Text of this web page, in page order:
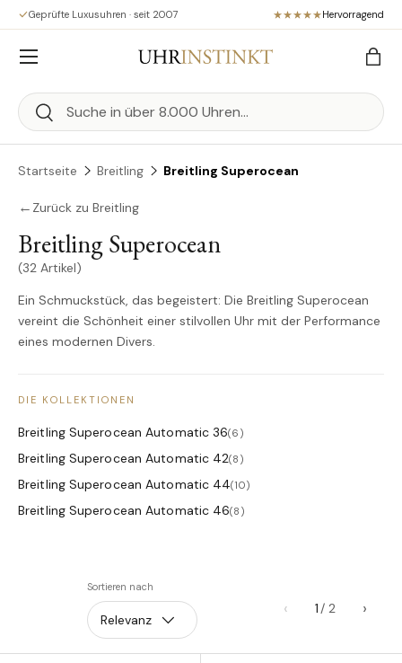
Direkt zum Inhalt
Geprüfte Luxusuhren · seit 2007 Hervorragend
Suchen
Suchen
Menü
Startseite Breitling Breitling Superocean
← Zurück zu Breitling
Breitling Superocean
(32 Artikel)
Ein Schmuckstück, das begeistert: Die Breitling Superocean
vereint die Schönheit einer stilvollen Uhr mit der Performance
eines modernen Divers.
DIE KOLLEKTIONEN
Breitling Superocean Automatic 36(6)
Breitling Superocean Automatic 42(8)
Breitling Superocean Automatic 44(10)
Breitling Superocean Automatic 46(8)
Sortieren nach
Relevanz
‹ 1 ›